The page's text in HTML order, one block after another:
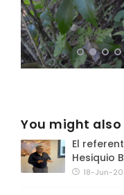
You might
El
Hesiquio
18-Jun-